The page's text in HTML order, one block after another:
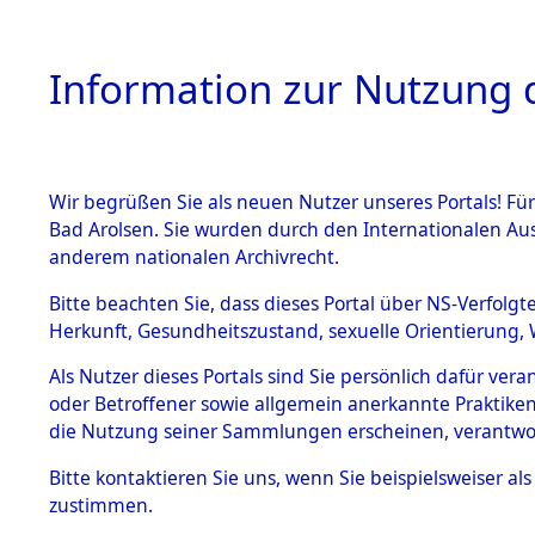
HOME
BESTÄNDE
Inhaftierungsdoku
mente
1.2.9 Beim ITS
verwahrte
1.2.9.1
Effekten aus
0003
Information zur Nutzung
Wir begrüßen Sie als neuen Nutzer unseres Portals!
Bad Arolsen. Sie wurden durch den Internationalen
anderem nationalen Archivrecht.
Bitte beachten Sie, dass dieses Portal über NS-
Herkunft, Gesundheitszustand, sexuelle
Als Nutzer dieses Portals sind Sie persönlich dafür
oder Betroffener sowie allgemein anerkannte
die Nutzung seiner Sammlungen erscheinen,
Bitte kontaktieren Sie uns, wenn Sie beispielsweiser
zustimmen.